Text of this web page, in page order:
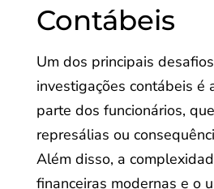
Contábeis
Um dos principais
investigações contábeis é
parte dos funcionários,
represálias ou
Além disso, a
financeiras modernas e o